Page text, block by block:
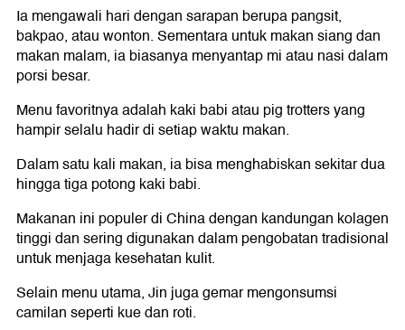
Ia mengawali hari dengan sarapan berupa pangsit,
bakpao, atau wonton. Sementara untuk makan siang dan
makan malam, ia biasanya menyantap mi atau nasi dalam
porsi besar.
Menu favoritnya adalah kaki babi atau pig trotters yang
hampir selalu hadir di setiap waktu makan.
Dalam satu kali makan, ia bisa menghabiskan sekitar dua
hingga tiga potong kaki babi.
Makanan ini populer di China dengan kandungan kolagen
tinggi dan sering digunakan dalam pengobatan tradisional
untuk menjaga kesehatan kulit.
Selain menu utama, Jin juga gemar mengonsumsi
camilan seperti kue dan roti.